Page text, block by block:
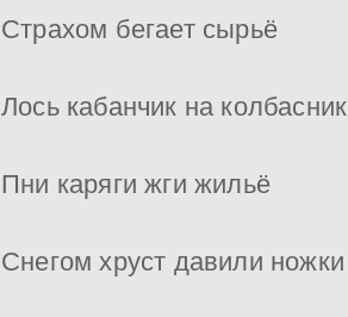
Страхом бегает сырьё
Лось кабанчик на колбасник
Пни каряги жги жильё
Снегом хруст давили ножки